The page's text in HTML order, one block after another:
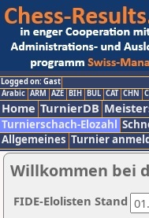
Logged on: Gast
Arabic ARM AZE BIH BUL CAT CHN
Home TurnierDB
Turnierschach-Elozahl
Allgemeines Turnier
Willkommen bei
FIDE-Elolisten Stand